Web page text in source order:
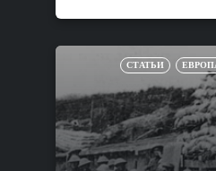
СТАТЬИ